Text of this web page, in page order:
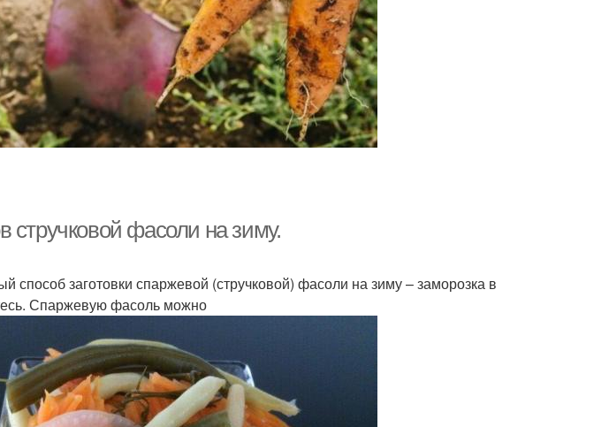
стручковой фасоли на зиму.
способ заготовки спаржевой (стручковой) фасоли на зиму – заморозка в
Спаржевую фасоль можно